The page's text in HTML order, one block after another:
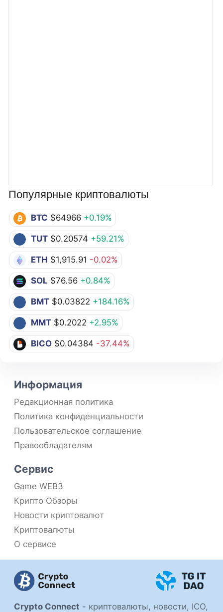
Популярные криптовалюты
BTC $64966 +0.19%
TUT $0.20574 +59.21%
ETH $1,915.91 -0.02%
SOL $76.56 +0.84%
BMT $0.03822 +184.16%
MMT $0.2022 +2.95%
BICO $0.04384 -37.44%
Crypto Connect - криптовалюты, новости, ICO,
Информация
Редакционная политика
Политика конфиденциальности
Пользовательское соглашение
Правообладателям
Сервис
Game WEB3
Крипто Обзоры
Новости криптовалют
Криптовалюты
О сервисе